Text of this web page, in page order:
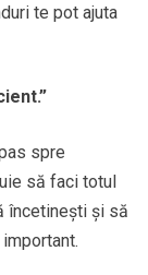
te pot ajuta
spre
să faci totul
încetinești și să